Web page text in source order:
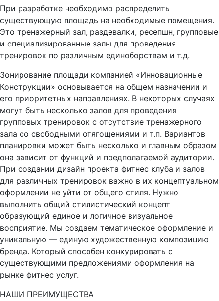
При разработке необходимо распределить
существующую площадь на необходимые помещения.
Это тренажерный зал, раздевалки, ресепшн, групповые
и специализированные залы для проведения
тренировок по различным единоборствам и т.д.
Зонирование площади компанией «Инновационные
Конструкции» основывается на общем назначении и
его приоритетных направлениях. В некоторых случаях
могут быть несколько залов для проведения
групповых тренировок с отсутствие тренажерного
зала со свободными отягощениями и т.п. Вариантов
планировки может быть несколько и главным образом
она зависит от функций и предполагаемой аудитории.
При создании дизайн проекта фитнес клуба и залов
для различных тренировок важно в их концептуальном
оформлении не уйти от общего стиля. Нужно
выполнить общий стилистический концепт
образующий единое и логичное визуальное
восприятие. Мы создаем тематическое оформление и
уникальную — единую художественную композицию
бренда. Который способен конкурировать с
существующими предложениями оформления на
рынке фитнес услуг.
НАШИ ПРЕИМУЩЕСТВА